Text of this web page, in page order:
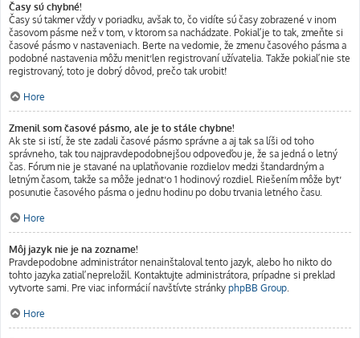
Časy sú chybné!
Časy sú takmer vždy v poriadku, avšak to, čo vidíte sú časy zobrazené v inom
časovom pásme než v tom, v ktorom sa nachádzate. Pokiaľ je to tak, zmeňte si
časové pásmo v nastaveniach. Berte na vedomie, že zmenu časového pásma a
podobné nastavenia môžu meniť len registrovaní užívatelia. Takže pokiaľ nie ste
registrovaný, toto je dobrý dôvod, prečo tak urobiť!
Hore
Zmenil som časové pásmo, ale je to stále chybne!
Ak ste si istí, že ste zadali časové pásmo správne a aj tak sa líši od toho
správneho, tak tou najpravdepodobnejšou odpoveďou je, že sa jedná o letný
čas. Fórum nie je stavané na uplatňovanie rozdielov medzi štandardným a
letným časom, takže sa môže jednať o 1 hodinový rozdiel. Riešením môže byť
posunutie časového pásma o jednu hodinu po dobu trvania letného času.
Hore
Môj jazyk nie je na zozname!
Pravdepodobne administrátor nenainštaloval tento jazyk, alebo ho nikto do
tohto jazyka zatiaľ nepreložil. Kontaktujte administrátora, prípadne si preklad
vytvorte sami. Pre viac informácií navštívte stránky phpBB Group.
Hore